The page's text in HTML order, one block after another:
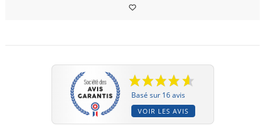
Basé sur 16 avis
VOIR LES AVIS